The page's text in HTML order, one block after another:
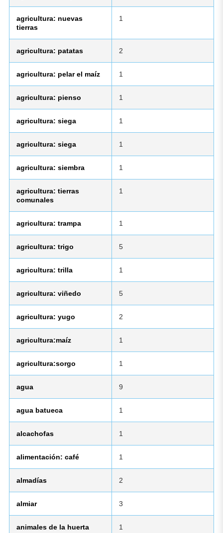
agricultura: nuevas
tierras
1
agricultura: patatas 2
agricultura: pelar el maíz 1
agricultura: pienso 1
agricultura: siega 1
agricultura: siega 1
agricultura: siembra 1
agricultura: tierras
comunales
1
agricultura: trampa 1
agricultura: trigo 5
agricultura: trilla 1
agricultura: viñedo 5
agricultura: yugo 2
agricultura:maíz 1
agricultura:sorgo 1
agua 9
agua batueca 1
alcachofas 1
alimentación: café 1
almadías 2
almiar 3
animales de la huerta 1